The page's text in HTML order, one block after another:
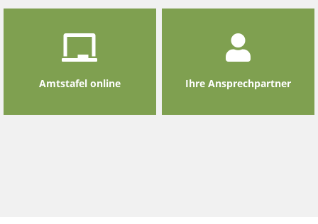
Amtstafel online Ihre Ansprechpartner